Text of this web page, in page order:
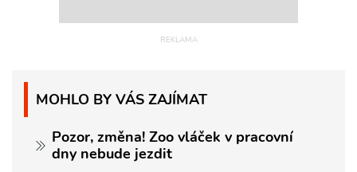
MOHLO BY VÁS ZAJÍMAT
Pozor, změna! Zoo vláček v pracovní
dny nebude jezdit